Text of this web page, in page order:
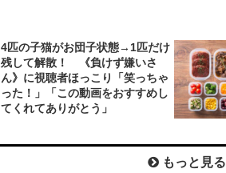
4匹の子猫がお団子状態→1匹だけ
残して解散！ 《負けず嫌いさ
ん》に視聴者ほっこり「笑っちゃ
った！」「この動画をおすすめし
てくれてありがとう」
もっと見る